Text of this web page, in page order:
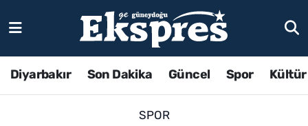
Diyarbakır Son Dakika Güncel Spor
SPOR